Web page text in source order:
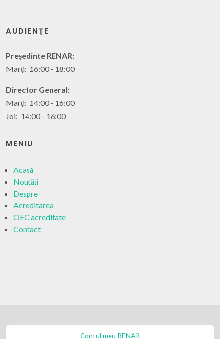
AUDIENŢE
Preşedinte RENAR:
Marţi: 16:00 - 18:00
Director General:
Marţi: 14:00 - 16:00
Joi: 14:00 - 16:00
MENIU
Acasă
Noutăţi
Despre
Acreditarea
OEC acreditate
Contact
Contul meu RENAR